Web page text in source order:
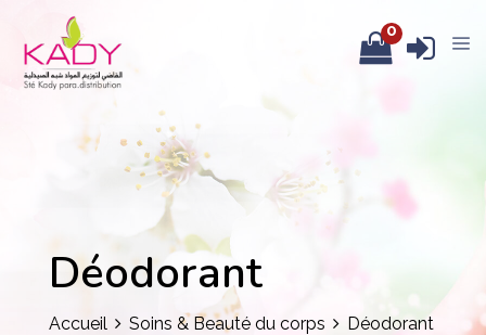
0
Déodorant
Accueil Soins & Beauté du corps Déodorant